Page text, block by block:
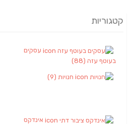
קטגוריות
עסקים
בעוטף עזה (88)
חנויות (9)
אינדקס